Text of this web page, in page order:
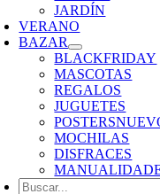
JARDÍN
VERANO
BAZAR
BLACKFRIDAY
MASCOTAS
REGALOS
JUGUETES
POSTERS
MOCHILAS
DISFRACES
Buscar: